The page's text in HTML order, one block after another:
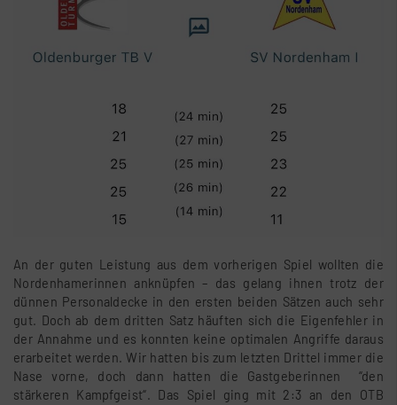
An der guten Leistung aus dem vorherigen Spiel wollten die
Nordenhamerinnen anknüpfen – das gelang ihnen trotz der
dünnen Personaldecke in den ersten beiden Sätzen auch sehr
gut. Doch ab dem dritten Satz häuften sich die Eigenfehler in
der Annahme und es konnten keine optimalen Angriffe daraus
erarbeitet werden. Wir hatten bis zum letzten Drittel immer die
Nase vorne, doch dann hatten die Gastgeberinnen “den
stärkeren Kampfgeist“. Das Spiel ging mit 2:3 an den OTB